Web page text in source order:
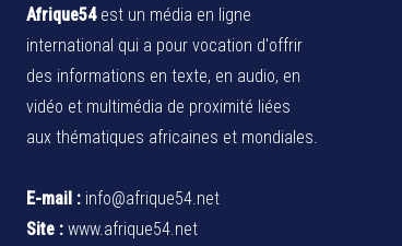
Afrique54est un média en ligne
international qui a pour vocation d'offrir
des informations en texte, en audio, en
vidéo et multimédia de proximité liées
aux thématiques africaines et mondiales.
E-mail : info@afrique54.net
Site : www.afrique54.net